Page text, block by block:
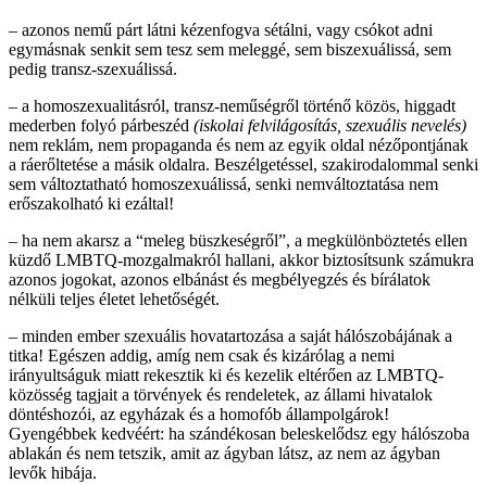
– azonos nemű párt látni kézenfogva sétálni, vagy csókot adni
egymásnak senkit sem tesz sem meleggé, sem biszexuálissá, sem
pedig transz-szexuálissá.
– a homoszexualitásról, transz-neműségről történő közös, higgadt
mederben folyó párbeszéd (iskolai felvilágosítás, szexuális nevelés)
nem reklám, nem propaganda és nem az egyik oldal nézőpontjának
a ráerőltetése a másik oldalra. Beszélgetéssel, szakirodalommal senki
sem változtatható homoszexuálissá, senki nemváltoztatása nem
erőszakolható ki ezáltal!
– ha nem akarsz a “meleg büszkeségről”, a megkülönböztetés ellen
küzdő LMBTQ-mozgalmakról hallani, akkor biztosítsunk számukra
azonos jogokat, azonos elbánást és megbélyegzés és bírálatok
nélküli teljes életet lehetőségét.
– minden ember szexuális hovatartozása a saját hálószobájának a
titka! Egészen addig, amíg nem csak és kizárólag a nemi
irányultságuk miatt rekesztik ki és kezelik eltérően az LMBTQ-
közösség tagjait a törvények és rendeletek, az állami hivatalok
döntéshozói, az egyházak és a homofób állampolgárok!
Gyengébbek kedvéért: ha szándékosan beleskelődsz egy hálószoba
ablakán és nem tetszik, amit az ágyban látsz, az nem az ágyban
levők hibája.